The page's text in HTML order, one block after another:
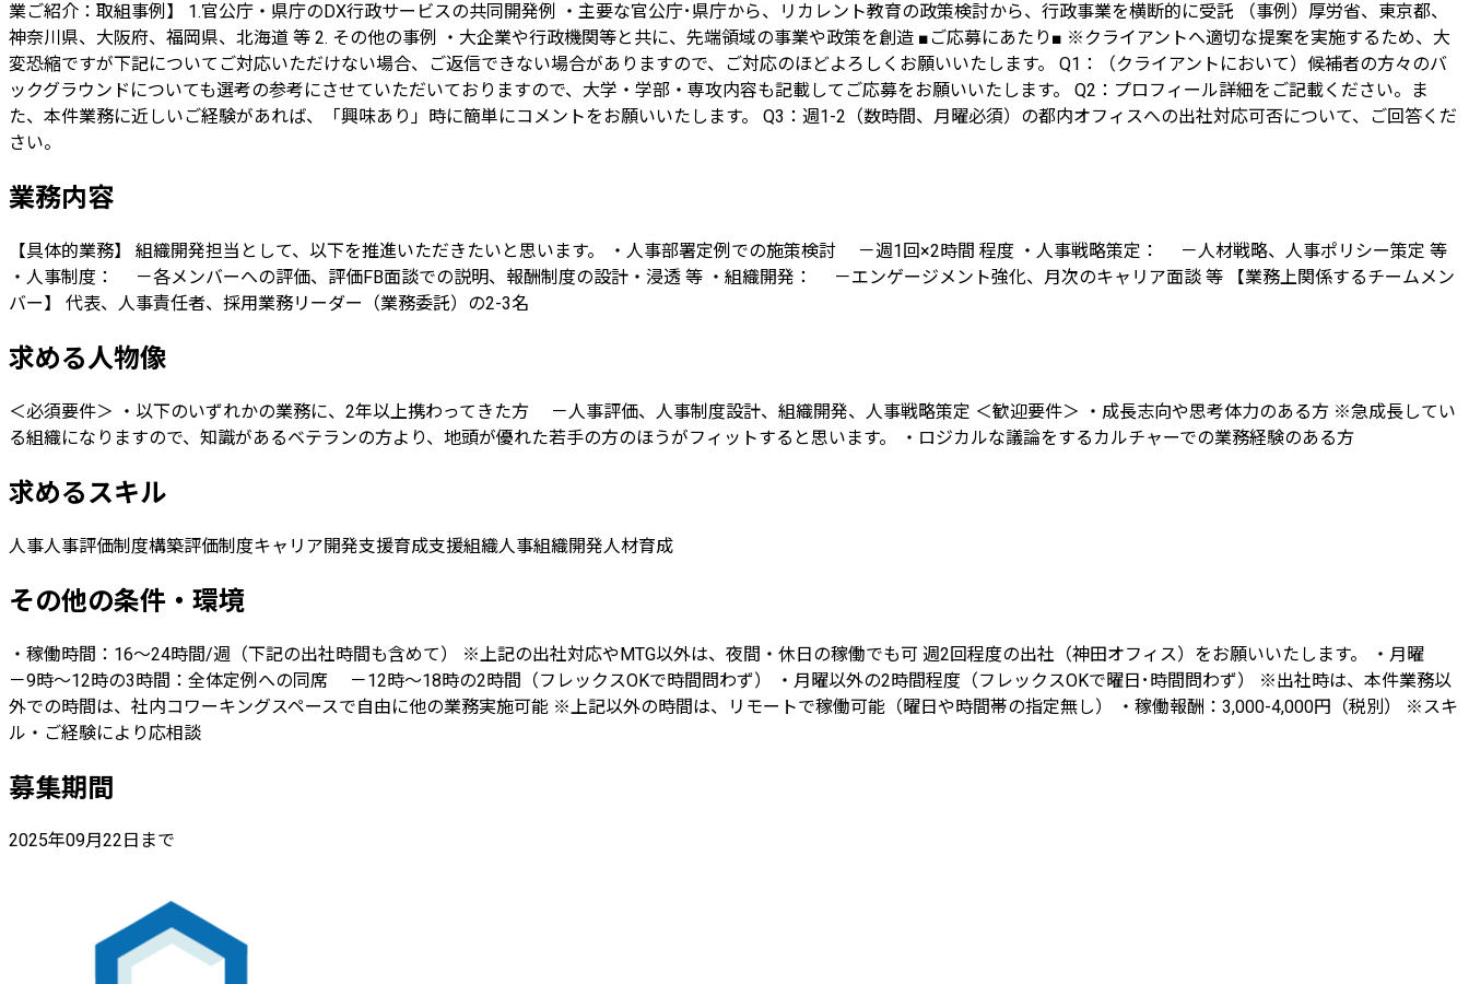
業ご紹介：取組事例】 1.官公庁・県庁のDX行政サービスの共同開発例 ・主要な官公庁･県庁から、リカレント教育の政策検討から、行政事業を横断的に受託 （事例）厚労省、東京都、
神奈川県、大阪府、福岡県、北海道 等 2. その他の事例 ・大企業や行政機関等と共に、先端領域の事業や政策を創造 ■ご応募にあたり■ ※クライアントへ適切な提案を実施するため、大
変恐縮ですが下記についてご対応いただけない場合、ご返信できない場合がありますので、ご対応のほどよろしくお願いいたします。 Q1：（クライアントにおいて）候補者の方々のバ
ックグラウンドについても選考の参考にさせていただいておりますので、大学・学部・専攻内容も記載してご応募をお願いいたします。 Q2：プロフィール詳細をご記載ください。ま
た、本件業務に近しいご経験があれば、「興味あり」時に簡単にコメントをお願いいたします。 Q3：週1-2（数時間、月曜必須）の都内オフィスへの出社対応可否について、ご回答くだ
さい。
業務内容
【具体的業務】 組織開発担当として、以下を推進いただきたいと思います。 ・​人事部署定例での施策検討 －週​1回×2時間​ 程度 ・人事戦略策定： －人材戦略、人事ポリシー策定 等
・人事制度： －各メンバーへの評価、評価FB面談での説明、報酬制度の設計・浸透 等 ・組織開発： －エンゲージメント強化、月次のキャリア面談 等 【業務上関係するチームメン
バー】 代表、人事責任者、採用業務リーダー（業務委託）の2-3名
求める人物像
＜必須要件＞ ・以下のいずれかの業務に、2年以上携わってきた方 －人事評価、人事制度設計、組織開発、人事戦略策定 ＜歓迎要件＞ ・成長志向や思考体力のある方 ※急成長してい
る組織になりますので、知識があるベテランの方より、地頭が優れた若手の方のほうがフィットすると思います。 ・ロジカルな議論をするカルチャーでの業務経験のある方
求めるスキル
人事人事評価制度構築評価制度キャリア開発支援育成支援組織人事組織開発人材育成
その他の条件・環境
・稼働時間：16～24時間/週（下記の出社時間も含めて） ※上記の出社対応やMTG以外は、夜間・休日の稼働でも可 週2回程度の出社（神田オフィス）をお願いいたします。 ・月曜
－9時〜12時の3時間：全体定例への同席 －12時〜18時の2時間（フレックスOKで時間問わず） ・月曜以外の2時間程度（フレックスOKで曜日･時間問わず） ※出社時は、本件業務以
外での時間は、社内コワーキングスペースで自由に他の業務実施可能 ※上記以外の時間は、リモートで稼働可能（曜日や時間帯の指定無し） ・稼働報酬：3,000-4,000円（税別） ※スキ
ル・ご経験により応相談
募集期間
2025年09月22日まで